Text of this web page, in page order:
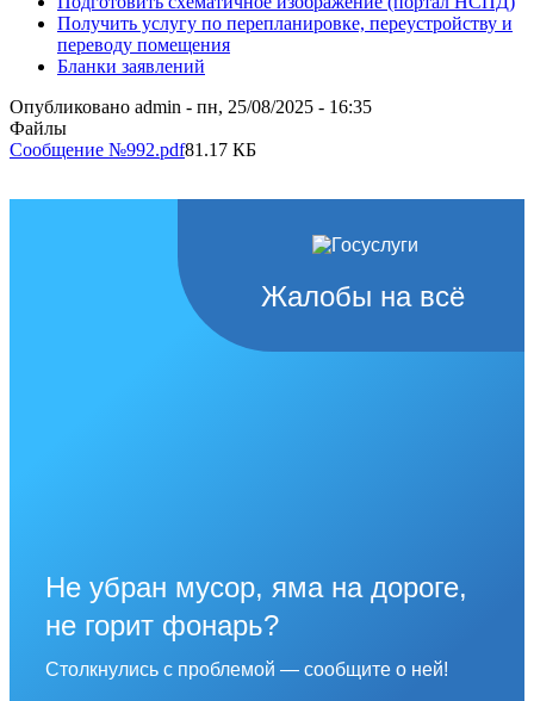
Получить услугу по перепланировке, переустройству и
переводу помещения
Бланки заявлений
Опубликовано admin - пн, 25/08/2025 - 16:35
Файлы
Сообщение №992.pdf81.17 КБ
Жалобы на всё
Не убран мусор, яма на дороге,
не горит фонарь?
Столкнулись с проблемой — сообщите о ней!